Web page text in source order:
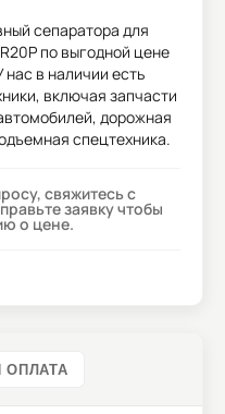
сепаратора для
по выгодной цене
в наличии есть
включая запчасти
дорожная
спецтехника.
свяжитесь с
заявку чтобы
о цене.
ОПЛАТА